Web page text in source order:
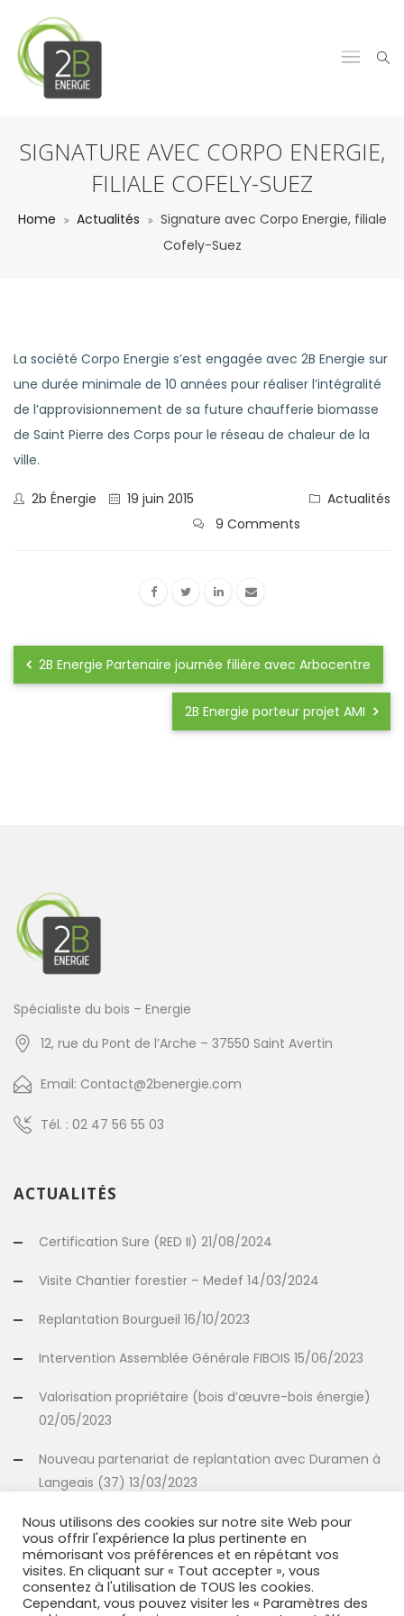
SIGNATURE AVEC CORPO ENERGIE,
FILIALE COFELY-SUEZ
Home Actualités
Signature avec Corpo Energie, filiale
Cofely-Suez
La société Corpo Energie s’est engagée avec 2B Energie sur
une durée minimale de 10 années pour réaliser l’intégralité
de l’approvisionnement de sa future chaufferie biomasse
de Saint Pierre des Corps pour le réseau de chaleur de la
ville.
2b Énergie 19 juin 2015
Actualités
9 Comments
2B Energie Partenaire journée filière avec Arbocentre
2B Energie porteur projet AMI
Spécialiste du bois – Energie
12, rue du Pont de l’Arche – 37550 Saint Avertin
Email: Contact@2benergie.com
Tél. : 02 47 56 55 03
ACTUALITÉS
Certification Sure (RED II) 21/08/2024
Visite Chantier forestier – Medef 14/03/2024
Replantation Bourgueil 16/10/2023
Intervention Assemblée Générale FIBOIS 15/06/2023
Valorisation propriétaire (bois d’œuvre-bois énergie)
02/05/2023
Nouveau partenariat de replantation avec Duramen à
Langeais (37) 13/03/2023
INFORMATIONS
Mentions légales
Nous utilisons des cookies sur notre site Web pour
vous offrir l'expérience la plus pertinente en
mémorisant vos préférences et en répétant vos
visites. En cliquant sur « Tout accepter », vous
consentez à l'utilisation de TOUS les cookies.
Cependant, vous pouvez visiter les « Paramètres des